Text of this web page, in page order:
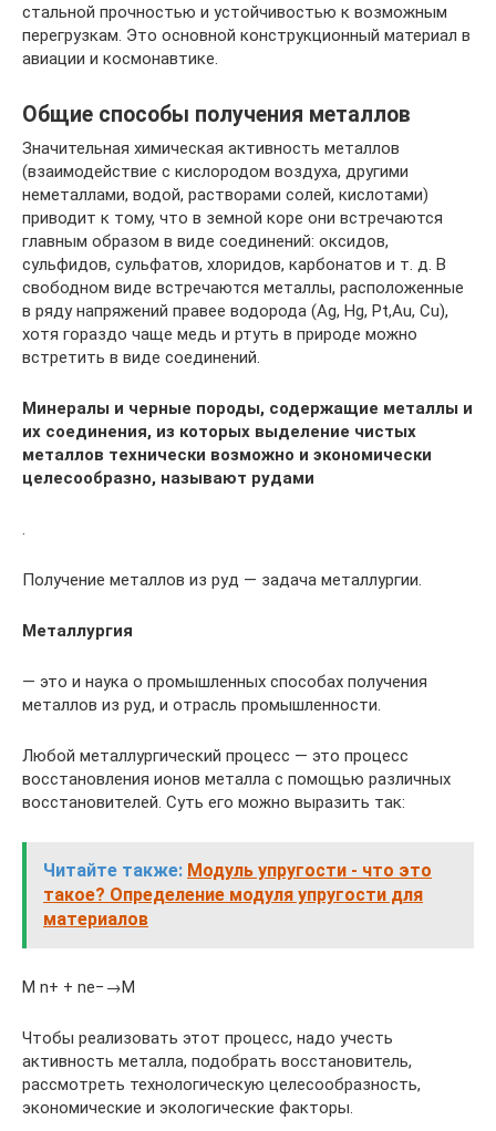
стальной прочностью и устойчивостью к возможным
перегрузкам. Это основной конструкционный материал в
авиации и космонавтике.
Общие способы получения металлов
Значительная химическая активность металлов
(взаимодействие с кислородом воздуха, другими
неметаллами, водой, растворами солей, кислотами)
приводит к тому, что в земной коре они встречаются
главным образом в виде соединений: оксидов,
сульфидов, сульфатов, хлоридов, карбонатов и т. д. В
свободном виде встречаются металлы, расположенные
в ряду напряжений правее водорода (Аg, Нg, Рt,Аu, Сu),
хотя гораздо чаще медь и ртуть в природе можно
встретить в виде соединений.
Минералы и черные породы, содержащие металлы и
их соединения, из которых выделение чистых
металлов технически возможно и экономически
целесообразно, называют рудами
.
Получение металлов из руд — задача металлургии.
Металлургия
— это и наука о промышленных способах получения
металлов из руд, и отрасль промышленности.
Любой металлургический процесс — это процесс
восстановления ионов металла с помощью различных
восстановителей. Суть его можно выразить так:
Читайте также: Модуль упругости - что это
такое? Определение модуля упругости для
материалов
М n+ + ne−→M
Чтобы реализовать этот процесс, надо учесть
активность металла, подобрать восстановитель,
рассмотреть технологическую целесообразность,
экономические и экологические факторы.